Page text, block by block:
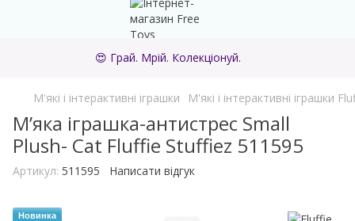
😍 Грай. Мрій. Колекціонуй.
М'які і інтерактивні іграшки М'які і інтерактивні іграшки
М’яка іграшка-антистрес Small
Plush- Cat Fluffie Stuffiez 511595
Артикул: 511595 Написати відгук
Новинка